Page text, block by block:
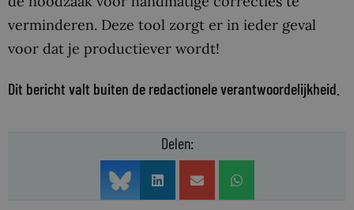
verminderen. Deze tool zorgt er in ieder geval
voor dat je productiever wordt!
Dit bericht valt buiten de redactionele verantwoordelijkheid.
Delen: